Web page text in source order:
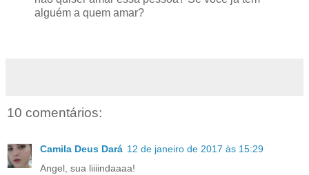
alguém a quem amar?
10 comentários:
Camila Deus Dará 12 de janeiro de 2017 às 15:29
Angel, sua liiiindaaaa!